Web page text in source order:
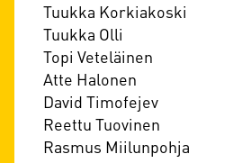
Tuukka Korkiakoski
Tuukka Olli
Topi Veteläinen
Atte Halonen
David Timofejev
Reettu Tuovinen
Rasmus Miilunpohja